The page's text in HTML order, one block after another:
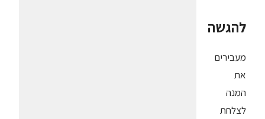
להגשה
מעבירים
את
המנה
לצלחת